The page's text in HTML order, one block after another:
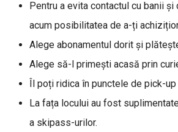
Pentru a evita contactul cu banii
acum posibilitatea de a-ți
Alege abonamentul dorit și
Alege să-l primești acasă prin
Îl poți ridica în punctele de pick-
La fața locului au fost
a skipass-urilor.